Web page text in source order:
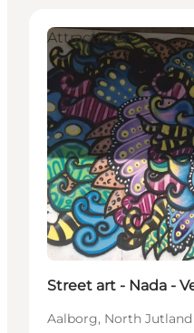
Attractions
Street art - Nada -
Aalborg, North Jutland